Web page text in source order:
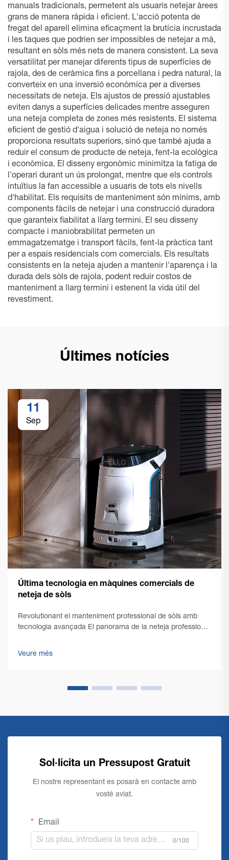
manuals tradicionals, permetent als usuaris netejar àrees
grans de manera ràpida i eficient. L'acció potenta de
fregat del aparell elimina eficaçment la brutícia incrustada
i les taques que podrien ser impossibles de netejar a mà,
resultant en sòls més nets de manera consistent. La seva
versatilitat per manejar diferents tipus de superfícies de
rajola, des de ceràmica fins a porcellana i pedra natural, la
converteix en una inversió econòmica per a diverses
necessitats de neteja. Els ajustos de pressió ajustables
eviten danys a superfícies delicades mentre asseguren
una neteja completa de zones més resistents. El sistema
eficient de gestió d'aigua i solució de neteja no només
proporciona resultats superiors, sinó que també ajuda a
reduir el consum de producte de neteja, fent-la ecològica
i econòmica. El disseny ergonòmic minimitza la fatiga de
l'operari durant un ús prolongat, mentre que els controls
intuïtius la fan accessible a usuaris de tots els nivells
d'habilitat. Els requisits de manteniment són mínims, amb
components fàcils de netejar i una construcció duradora
que garanteix fiabilitat a llarg termini. El seu disseny
compacte i maniobrabilitat permeten un
emmagatzematge i transport fàcils, fent-la pràctica tant
per a espais residencials com comercials. Els resultats
consistents en la neteja ajuden a mantenir l'aparença i la
durada dels sòls de rajola, podent reduir costos de
manteniment a llarg termini i estenent la vida útil del
revestiment.
Últimes notícies
11
Sep
Última tecnologia en màquines comercials de
neteja de sòls
Revolutionant el manteniment professional de sòls amb
tecnologia avançada El panorama de la neteja professional
la tecnologia d'avantguarda en màquines comercials de
Veure més
Sol·licita un Pressupost Gratuit
El nostre representant es posarà en contacte amb
vostè aviat.
Email
0/100